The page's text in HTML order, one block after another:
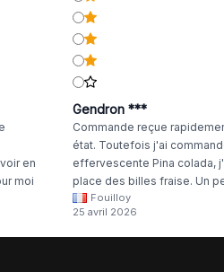
en
moi
la
Gendron ***
Commande reçue
état. Toutefois j'ai
effervescente Pina colada,
place des billes fraise. Un
dommage
Fouilloy
25 avril 2026